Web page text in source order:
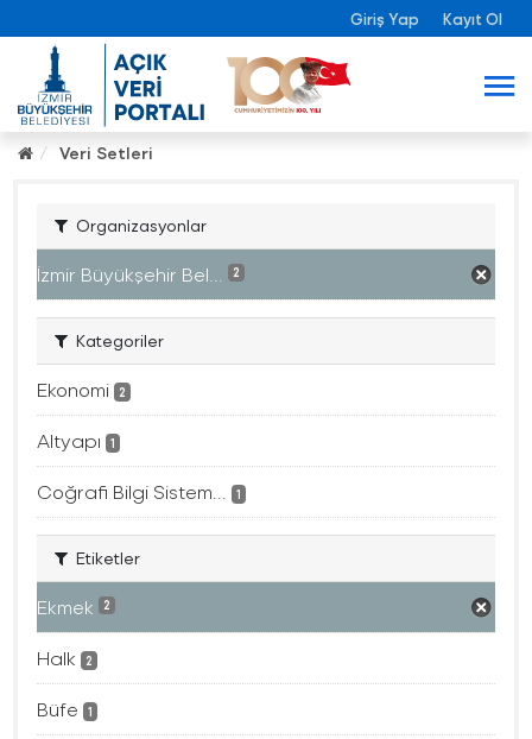
Giriş Yap Kayıt Ol
Veri Setleri
Organizasyonlar
İzmir Büyükşehir Bel... 2
Kategoriler
Ekonomi 2
Altyapı 1
Coğrafi Bilgi Sistem... 1
Etiketler
Ekmek 2
Halk 2
Büfe 1